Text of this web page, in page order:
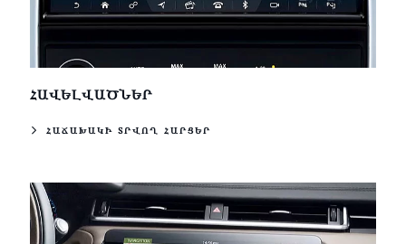
ՀԱՎԵԼՎԱԾՆԵՐ
ՀԱՃԱԽԱԿԻ ՏՐՎՈՂ ՀԱՐՑԵՐ